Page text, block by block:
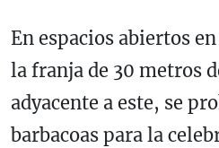
En espacios abiertos
la franja de 30 metros
adyacente a este, se
barbacoas para la